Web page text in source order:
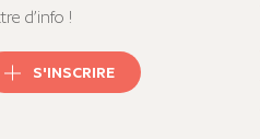
d’info !
S'INSCRIRE